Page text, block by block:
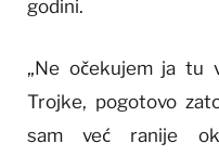
godini.
„Ne očekujem ja tu
Trojke, pogotovo
sam već ranije